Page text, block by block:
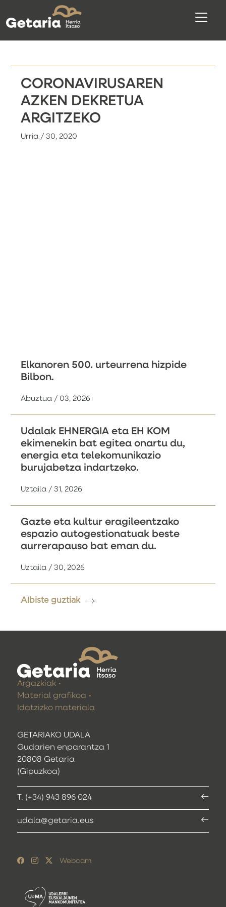
CORONAVIRUSAREN
AZKEN DEKRETUA
ARGITZEKO
Urria / 30, 2020
Elkanoren 500. urteurrena hizpide
Bilbon.
Abuztua / 03, 2026
Udalak EHNERGIA eta EH KOM
ekimenekin bat egitea onartu du,
energia eta telekomunikazio
burujabetza indartzeko.
Uztaila / 31, 2026
Gazte eta kultur eragileentzako
espazio autogestionatuak beste
aurrerapauso bat eman du.
Uztaila / 30, 2026
Albiste guztiak
GETARIAKO UDALA
Gudarien enparantza 1
20808 Getaria
(Gipuzkoa)
T. (+34) 943 896 024
udala@getaria.eus
Argazkiak
Material grafikoa
Idatzizko materiala
Webcam